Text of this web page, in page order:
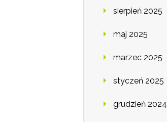
sierpień 2025
maj 2025
marzec 2025
styczeń 2025
grudzień 2024